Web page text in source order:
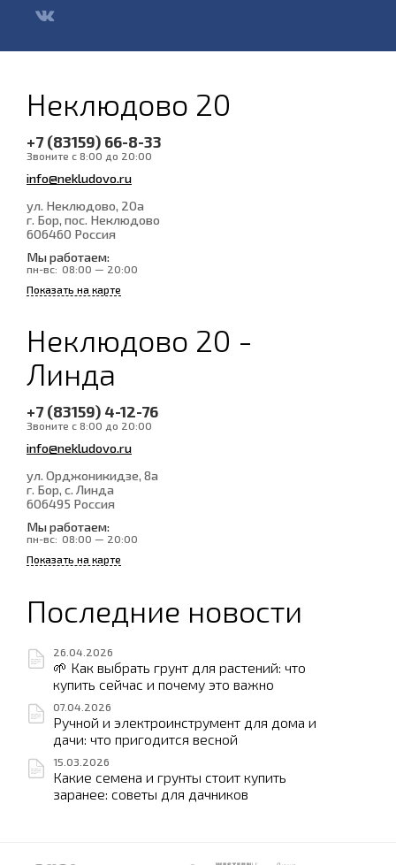
Неклюдово 20
+7 (83159) 66-8-33
Звоните с 8:00 до 20:00
info@nekludovo.ru
ул. Неклюдово, 20а
г. Бор, пос. Неклюдово
606460 Россия
Мы работаем:
пн-вс: 08:00 — 20:00
Показать на карте
Неклюдово 20 -
Линда
+7 (83159) 4-12-76
Звоните с 8:00 до 20:00
info@nekludovo.ru
ул. Орджоникидзе, 8а
г. Бор, с. Линда
606495 Россия
Мы работаем:
пн-вс: 08:00 — 20:00
Показать на карте
Последние новости
26.04.2026
🌱 Как выбрать грунт для растений: что
купить сейчас и почему это важно
07.04.2026
Ручной и электроинструмент для дома и
дачи: что пригодится весной
15.03.2026
Какие семена и грунты стоит купить
заранее: советы для дачников